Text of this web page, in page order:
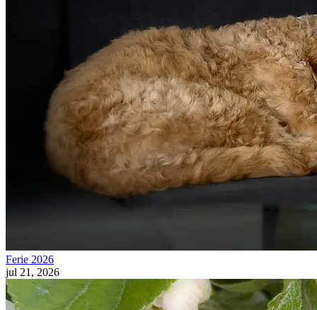
Ferie 2026
jul 21, 2026